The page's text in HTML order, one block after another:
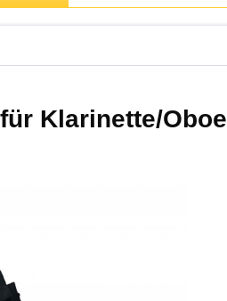
Klarinette/Oboe